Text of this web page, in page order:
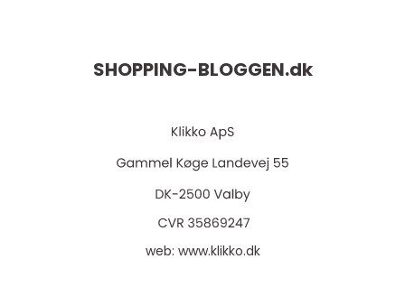
SHOPPING-BLOGGEN.dk
web: www.klikko.dk